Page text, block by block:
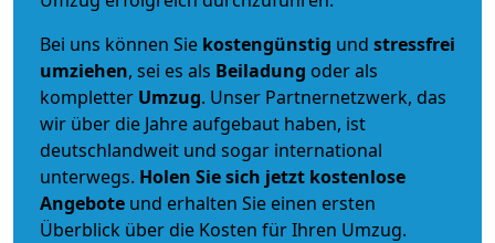
Bei uns können Sie kostengünstig und stressfrei
umziehen, sei es als Beiladung oder als
kompletter Umzug. Unser Partnernetzwerk, das
wir über die Jahre aufgebaut haben, ist
deutschlandweit und sogar international
unterwegs. Holen Sie sich jetzt kostenlose
Angebote und erhalten Sie einen ersten
Überblick über die Kosten für Ihren Umzug.